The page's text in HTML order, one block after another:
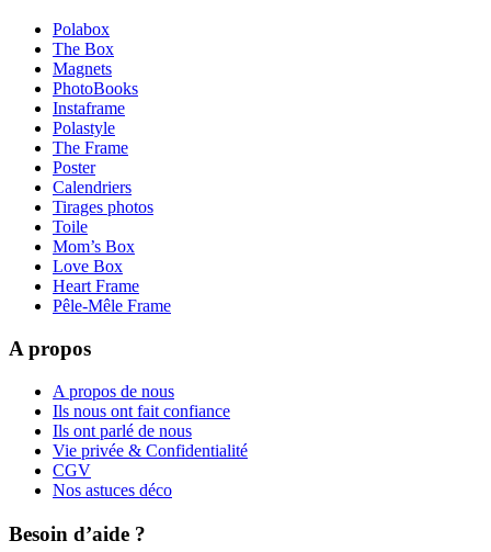
Polabox
The Box
Magnets
PhotoBooks
Instaframe
Polastyle
The Frame
Poster
Calendriers
Tirages photos
Toile
Mom’s Box
Love Box
Heart Frame
Pêle-Mêle Frame
A propos
A propos de nous
Ils nous ont fait confiance
Ils ont parlé de nous
Vie privée & Confidentialité
CGV
Nos astuces déco
Besoin d’aide ?